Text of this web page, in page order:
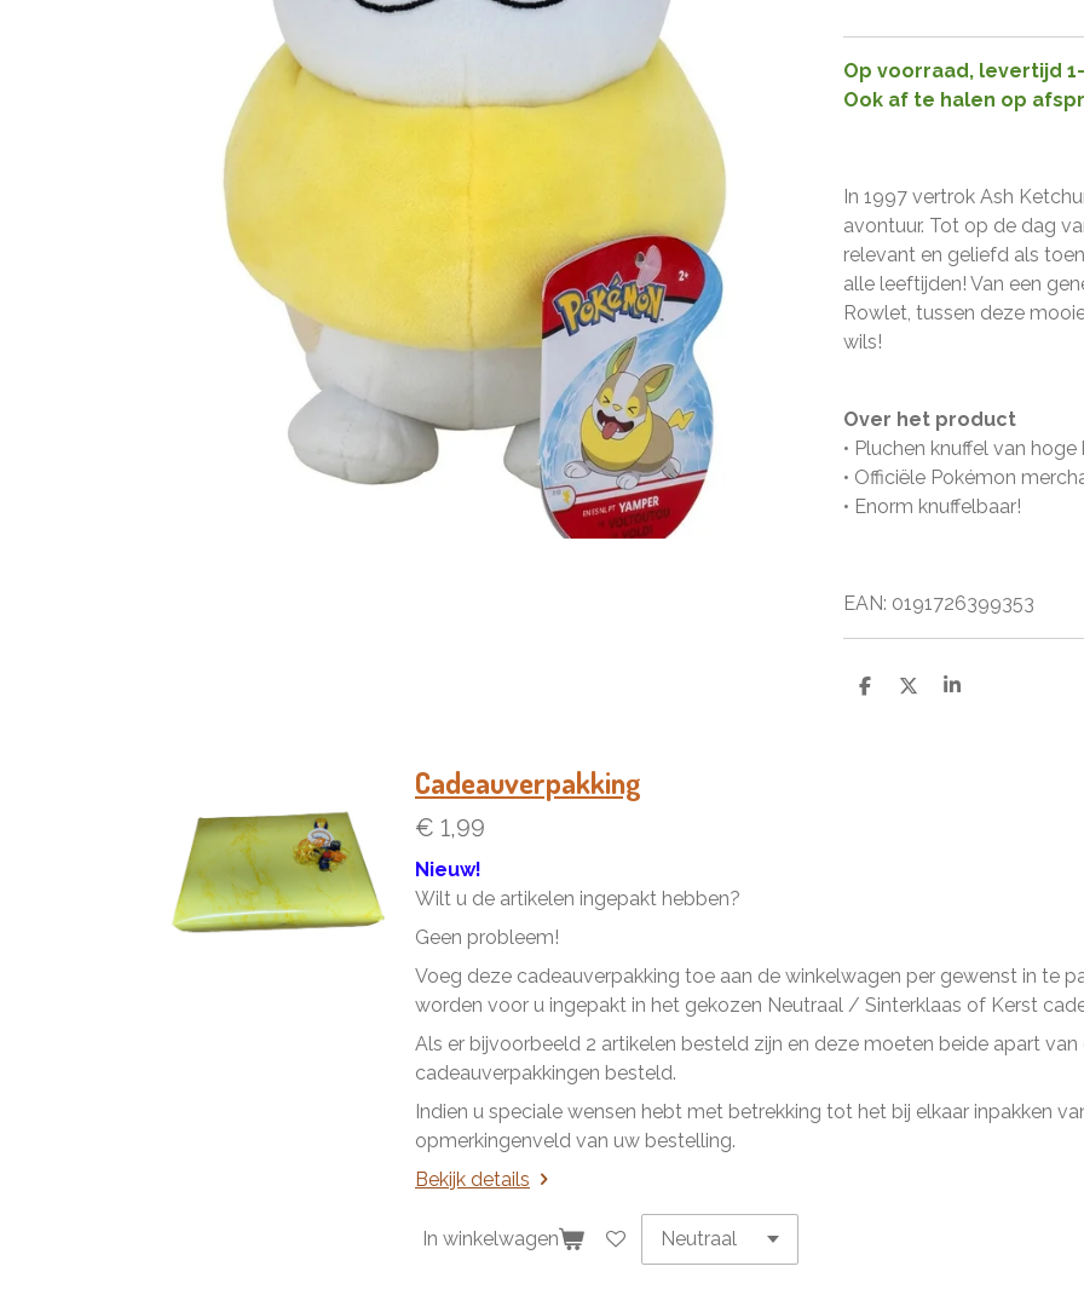
Op voorraad, levertijd
Ook af te halen op
In 1997 vertrok Ash
avontuur. Tot op de dag
relevant en geliefd als
alle leeftijden! Van een
Rowlet, tussen deze
wils!
Over het product
• Pluchen knuffel van
• Officiële Pokémon
• Enorm knuffelbaar!
EAN: 0191726399353
D
D
S
Cadeauverpakking
€ 1,99
Nieuw!
Wilt u de artikelen ingepakt hebben?
Geen probleem!
Voeg deze cadeauverpakking toe aan de winkelwagen per gewenst in te
worden voor u ingepakt in het gekozen Neutraal / Sinterklaas of Kerst
Als er bijvoorbeeld 2 artikelen besteld zijn en deze moeten beide apart
cadeauverpakkingen besteld.
Indien u speciale wensen hebt met betrekking tot het bij elkaar inpakken
opmerkingenveld van uw bestelling.
Bekijk details
In winkelwagen